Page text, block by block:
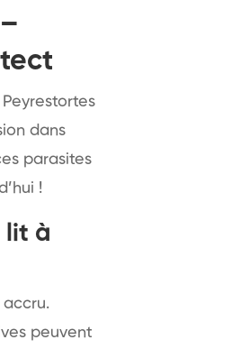
dans
parasites
!
lit à
accru.
peuvent